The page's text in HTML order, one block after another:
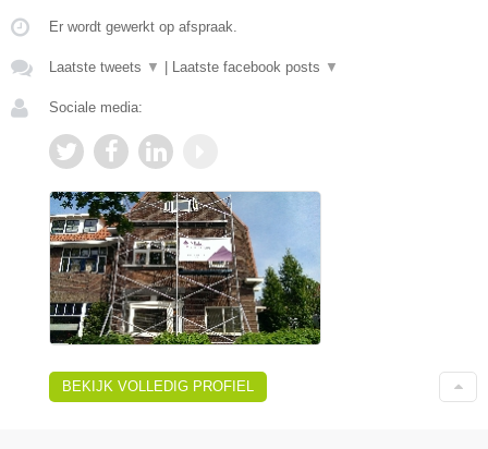
Er wordt gewerkt op afspraak.
Laatste tweets ▼ Laatste facebook posts ▼
Sociale media:
BEKIJK VOLLEDIG PROFIEL